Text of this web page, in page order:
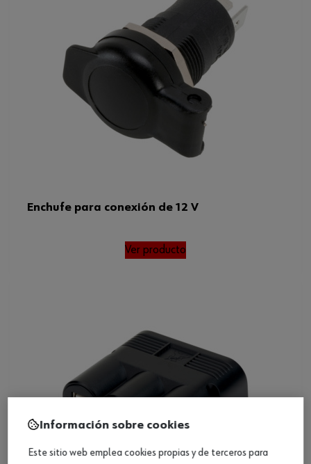
Enchufe para conexión de 12 V
Ver producto
Información sobre cookies
Este sitio web emplea cookies propias y de terceros para